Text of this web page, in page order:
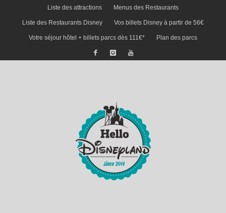
Liste des attractions Menus des Restaurants
Liste des Restaurants Disney Vos billets Disney à partir de 56€
Votre séjour hôtel + billets parcs dès 111€* Plan des parcs